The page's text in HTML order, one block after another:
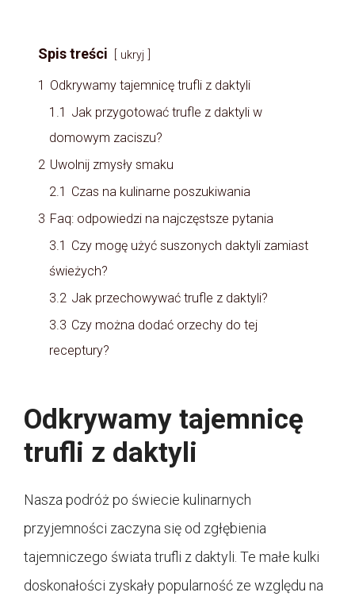
Spis treści ukryj
1 Odkrywamy tajemnicę trufli z daktyli
1.1 Jak przygotować trufle z daktyli w
domowym zaciszu?
2 Uwolnij zmysły smaku
2.1 Czas na kulinarne poszukiwania
3 Faq: odpowiedzi na najczęstsze pytania
3.1 Czy mogę użyć suszonych daktyli zamiast
świeżych?
3.2 Jak przechowywać trufle z daktyli?
3.3 Czy można dodać orzechy do tej
receptury?
Odkrywamy tajemnicę
trufli z daktyli
Nasza podróż po świecie kulinarnych
przyjemności zaczyna się od zgłębienia
tajemniczego świata trufli z daktyli. Te małe kulki
doskonałości zyskały popularność ze względu na